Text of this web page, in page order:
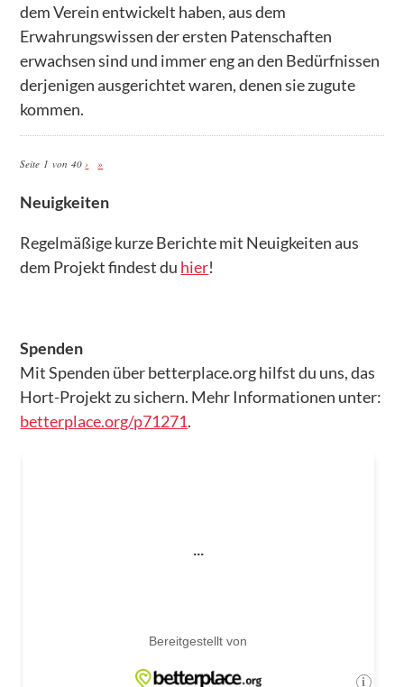
DATENSCHUTZ
dem Verein entwickelt haben, aus dem
Erwahrungswissen der ersten Patenschaften
erwachsen sind und immer eng an den Bedürfnissen
derjenigen ausgerichtet waren, denen sie zugute
kommen.
Seite 1 von 40 › »
Neuigkeiten
Regelmäßige kurze Berichte mit Neuigkeiten aus
dem Projekt findest du hier!
Spenden
Mit Spenden über betterplace.org hilfst du uns, das
Hort-Projekt zu sichern. Mehr Informationen unter:
betterplace.org/p71271.